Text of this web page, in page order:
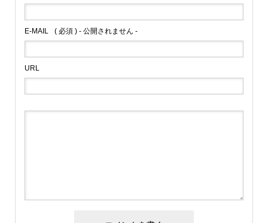
E-MAIL ( 必須 ) - 公開されません -
URL